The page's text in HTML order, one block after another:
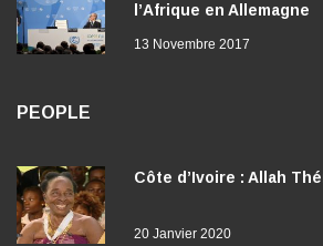
l’Afrique en Allemagne
13 Novembre 2017
PEOPLE
Côte d’Ivoire : Allah
20 Janvier 2020